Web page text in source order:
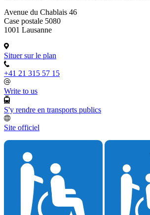
Avenue du Chablais 46
Case postale 5080
1001 Lausanne
Situer sur le plan
+41 21 315 57 15
Write to us
S'y rendre en transports publics
Site officiel